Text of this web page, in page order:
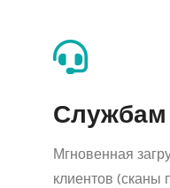
Службам
Мгновенная
клиентов (сканы